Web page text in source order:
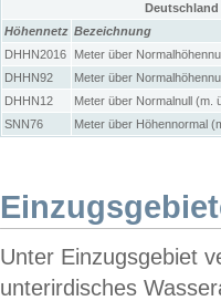
Höhennetz Bezeichnung
DHHN2016
Meter über
DHHN92
Meter über
DHHN12
Meter über Normalnull (m.
SNN76
Meter über Höhennormal
Unter Einzugsgebiet
unterirdisches